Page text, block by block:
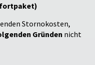
Stornokosten,
Gründen nicht